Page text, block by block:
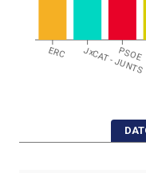
ERC JxCAT - JUNTS
PSOE